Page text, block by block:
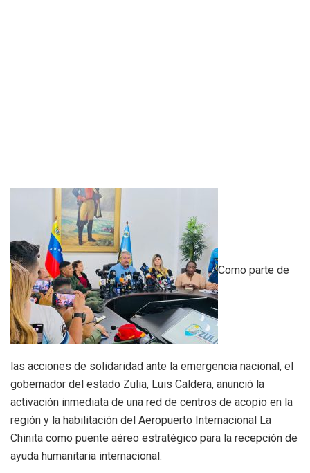
Como parte de
las acciones de solidaridad ante la emergencia nacional, el
gobernador del estado Zulia, Luis Caldera, anunció la
activación inmediata de una red de centros de acopio en la
región y la habilitación del Aeropuerto Internacional La
Chinita como puente aéreo estratégico para la recepción de
ayuda humanitaria internacional.